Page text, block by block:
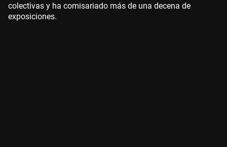
colectivas y ha comisariado más de una decena de
exposiciones.